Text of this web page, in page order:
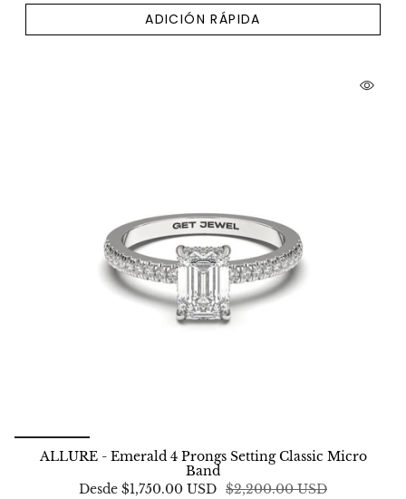
ADICIÓN RÁPIDA
ALLURE - Emerald 4 Prongs Setting Classic Micro
Band
Desde $1,750.00 USD $2,200.00 USD